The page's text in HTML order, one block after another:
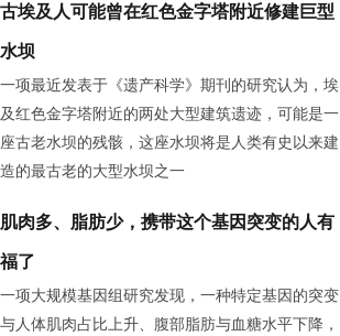
古埃及人可能曾在红色金字塔附近修建巨型
水坝
一项最近发表于《遗产科学》期刊的研究认为，埃
及红色金字塔附近的两处大型建筑遗迹，可能是一
座古老水坝的残骸，这座水坝将是人类有史以来建
造的最古老的大型水坝之一
肌肉多、脂肪少，携带这个基因突变的人有
福了
一项大规模基因组研究发现，一种特定基因的突变
与人体肌肉占比上升、腹部脂肪与血糖水平下降，